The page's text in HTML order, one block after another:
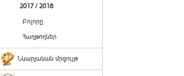
2017 / 2018
Բոլորը
Հաղթողներ
Նկարչական մրցույթ